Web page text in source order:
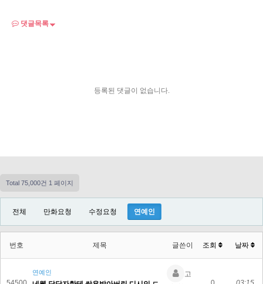
댓글목록
등록된 댓글이 없습니다.
Total 75,000건 1 페이지
전체 만화요청 수정요청 연예인
번호 제목 글쓴이 조회 날짜
연예인
고